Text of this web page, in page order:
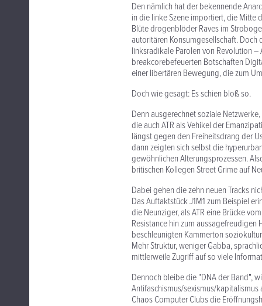
Den nämlich hat der bekennende
in die linke Szene importiert, die Mitte
Blüte drogenblöder Raves im
autoritären Konsumgesellschaft. Doch
linksradikale Parolen von Revolution
breakcorebefeuerten Botschaften
einer libertären Bewegung, die zum
Doch wie gesagt: Es schien bloß so.
Denn ausgerechnet soziale
die auch ATR als Vehikel der
längst gegen den Freiheitsdrang der
dann zeigten sich selbst die
gewöhnlichen Alterungsprozessen.
britischen Kollegen Street Grime auf
Dabei gehen die zehn neuen Tracks
Das Auftaktstück J1M1 zum Beispiel
die Neunziger, als ATR eine Brücke
Resistance hin zum
beschleunigten Kammerton
Mehr Struktur, weniger Gabba,
mittlerweile Zugriff auf so viele
Dennoch bleibe die "DNA der Band",
Antifaschismus/sexismus/kapitalismus
Chaos Computer Clubs die